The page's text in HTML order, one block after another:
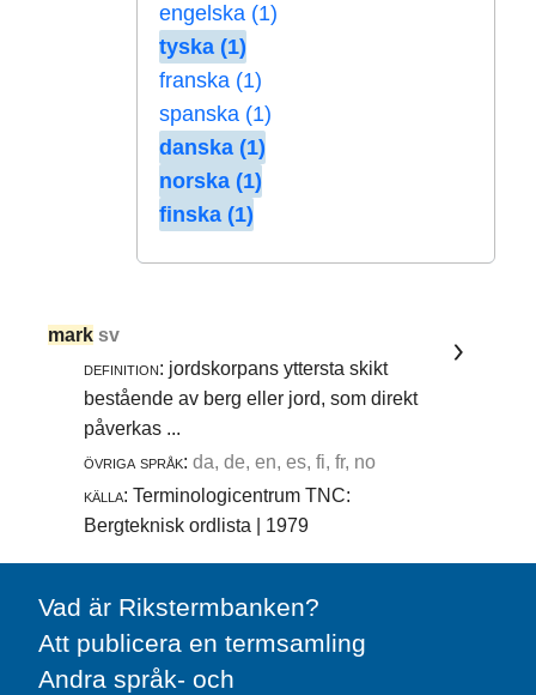
engelska (1)
tyska (1)
franska (1)
spanska (1)
danska (1)
norska (1)
finska (1)
mark sv
definition: jordskorpans yttersta skikt
bestående av berg eller jord, som direkt
påverkas ...
övriga språk: da, de, en, es, fi, fr, no
källa: Terminologicentrum TNC:
Bergteknisk ordlista | 1979
Vad är Rikstermbanken?
Att publicera en termsamling
Andra språk- och